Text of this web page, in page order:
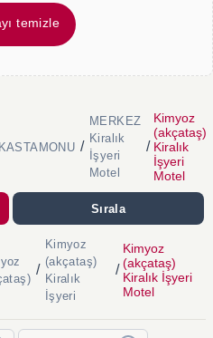
temizle
KASTAMONU /
MERKEZ
Kiralık
İşyeri
Motel
/
Kimyoz
(akçataş)
Kiralık
İşyeri
Motel
Sırala
/
Kimyoz
(akçataş)
Kiralık
İşyeri
/
Kimyoz
(akçataş)
Kiralık İşyeri
Motel